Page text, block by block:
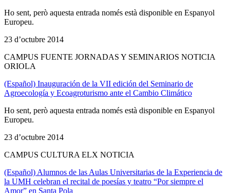
Ho sent, però aquesta entrada només està disponible en Espanyol
Europeu.
23 d’octubre 2014
CAMPUS FUENTE JORNADAS Y SEMINARIOS NOTICIA
ORIOLA
(Español) Inauguración de la VII edición del Seminario de
Agroecología y Ecoagroturismo ante el Cambio Climático
Ho sent, però aquesta entrada només està disponible en Espanyol
Europeu.
23 d’octubre 2014
CAMPUS CULTURA ELX NOTICIA
(Español) Alumnos de las Aulas Universitarias de la Experiencia de
la UMH celebran el recital de poesías y teatro “Por siempre el
Amor” en Santa Pola